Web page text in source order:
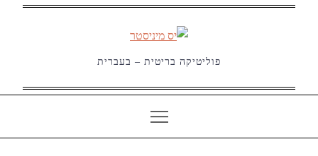
פוליטיקה בריטית – בעברית